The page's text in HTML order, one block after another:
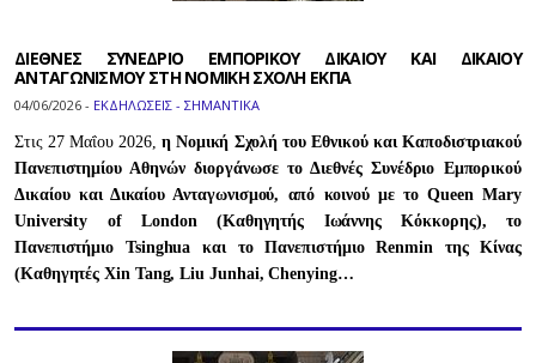
ΔΙΕΘΝΕΣ ΣΥΝΕΔΡΙΟ ΕΜΠΟΡΙΚΟΥ ΔΙΚΑΙΟΥ ΚΑΙ ΔΙΚΑΙΟΥ
ΑΝΤΑΓΩΝΙΣΜΟΥ ΣΤΗ ΝΟΜΙΚΗ ΣΧΟΛΗ ΕΚΠΑ
04/06/2026 - ΕΚΔΗΛΩΣΕΙΣ - ΣΗΜΑΝΤΙΚΑ
Στις 27 Μαΐου 2026, η Νομική Σχολή του Εθνικού και Καποδιστριακού
Πανεπιστημίου Αθηνών διοργάνωσε το Διεθνές Συνέδριο Εμπορικού
Δικαίου και Δικαίου Ανταγωνισμού, από κοινού με το Queen Mary
University of London (Καθηγητής Ιωάννης Κόκκορης), το
Πανεπιστήμιο Tsinghua και το Πανεπιστήμιο Renmin της Κίνας
(Καθηγητές Xin Tang, Liu Junhai, Chenying…